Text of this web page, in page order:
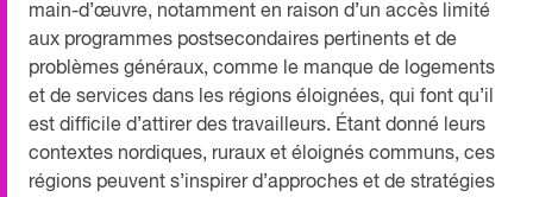
main-d’œuvre, notamment en raison d’un accès limité
aux programmes postsecondaires pertinents et de
problèmes généraux, comme le manque de logements
et de services dans les régions éloignées, qui font qu’il
est difficile d’attirer des travailleurs. Étant donné leurs
contextes nordiques, ruraux et éloignés communs, ces
régions peuvent s’inspirer d’approches et de stratégies